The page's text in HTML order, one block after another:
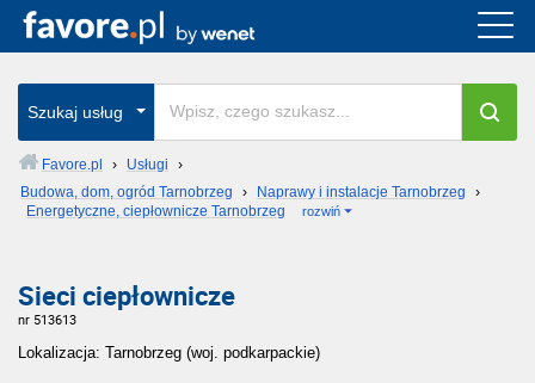
Szukaj usług
Favore.pl › Usługi
›
Budowa, dom, ogród Tarnobrzeg
› Naprawy i instalacje Tarnobrzeg
›
Energetyczne, ciepłownicze Tarnobrzeg
rozwiń
Sieci ciepłownicze
nr 513613
Lokalizacja: Tarnobrzeg (woj. podkarpackie)